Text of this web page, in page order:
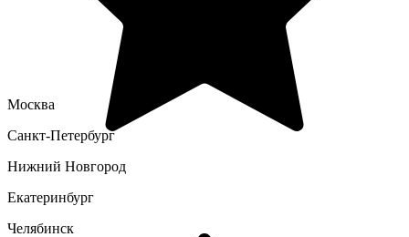
Москва
Санкт-Петербург
Нижний Новгород
Екатеринбург
Челябинск